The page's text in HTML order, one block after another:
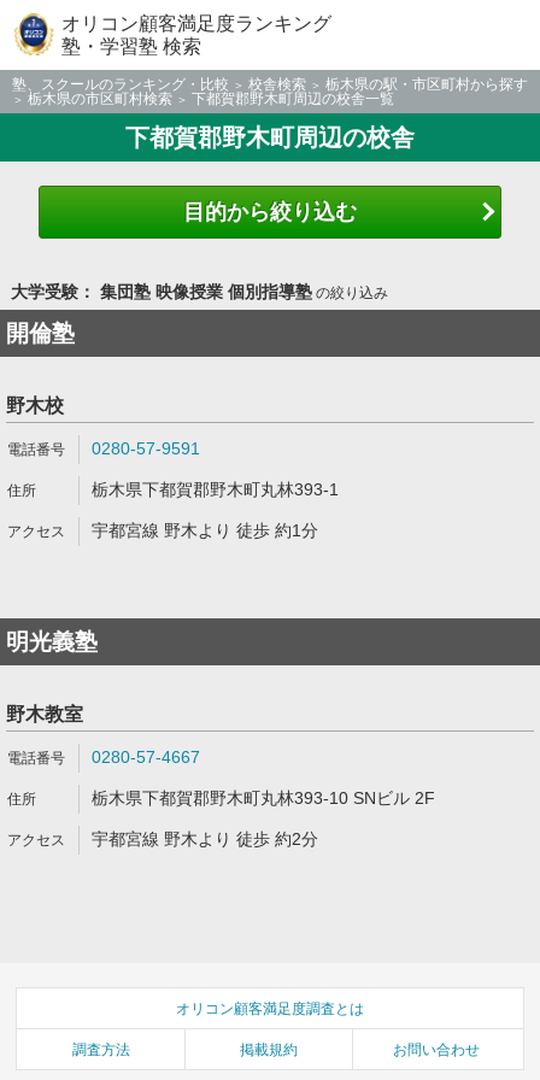
オリコン顧客満足度ランキング
塾・学習塾 検索
塾、スクールのランキング・比較 校舎検索
栃木県の駅・市区町村から探す
栃木県の市区町村検索
下都賀郡野木町周辺の校舎一覧
下都賀郡野木町周辺の校舎
目的から絞り込む
大学受験： 集団塾 映像授業 個別指導塾の絞り込み
開倫塾
野木校
0280-57-9591
栃木県下都賀郡野木町丸林393-1
宇都宮線 野木より 徒歩 約1分
明光義塾
野木教室
0280-57-4667
栃木県下都賀郡野木町丸林393-10 SNビル 2F
宇都宮線 野木より 徒歩 約2分
オリコン顧客満足度調査とは
調査方法 掲載規約 お問い合わせ